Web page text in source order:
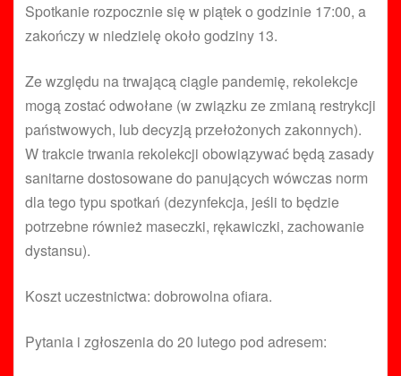
Spotkanie rozpocznie się w piątek o godzinie 17:00, a
zakończy w niedzielę około godziny 13.
Ze względu na trwającą ciągle pandemię, rekolekcje
mogą zostać odwołane (w związku ze zmianą restrykcji
państwowych, lub decyzją przełożonych zakonnych).
W trakcie trwania rekolekcji obowiązywać będą zasady
sanitarne dostosowane do panujących wówczas norm
dla tego typu spotkań (dezynfekcja, jeśli to będzie
potrzebne również maseczki, rękawiczki, zachowanie
dystansu).
Koszt uczestnictwa: dobrowolna ofiara.
Pytania i zgłoszenia do 20 lutego pod adresem: